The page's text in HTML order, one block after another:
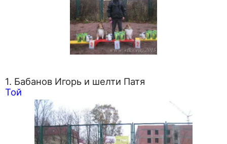
1. Бабанов Игорь и шелти Патя
Той